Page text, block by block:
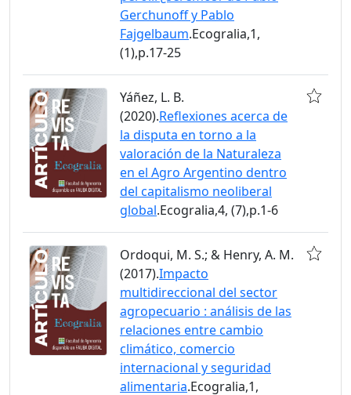
Gerchunoff y Pablo
Fajgelbaum.Ecogralia,1,
(1),p.17-25
Yáñez, L. B.
(2020).Reflexiones acerca de
la disputa en torno a la
valoración de la Naturaleza
en el Agro Argentino dentro
del capitalismo neoliberal
global.Ecogralia,4, (7),p.1-6
Ordoqui, M. S.; & Henry, A. M.
(2017).Impacto
multidireccional del sector
agropecuario : análisis de las
relaciones entre cambio
climático, comercio
internacional y seguridad
alimentaria.Ecogralia,1,